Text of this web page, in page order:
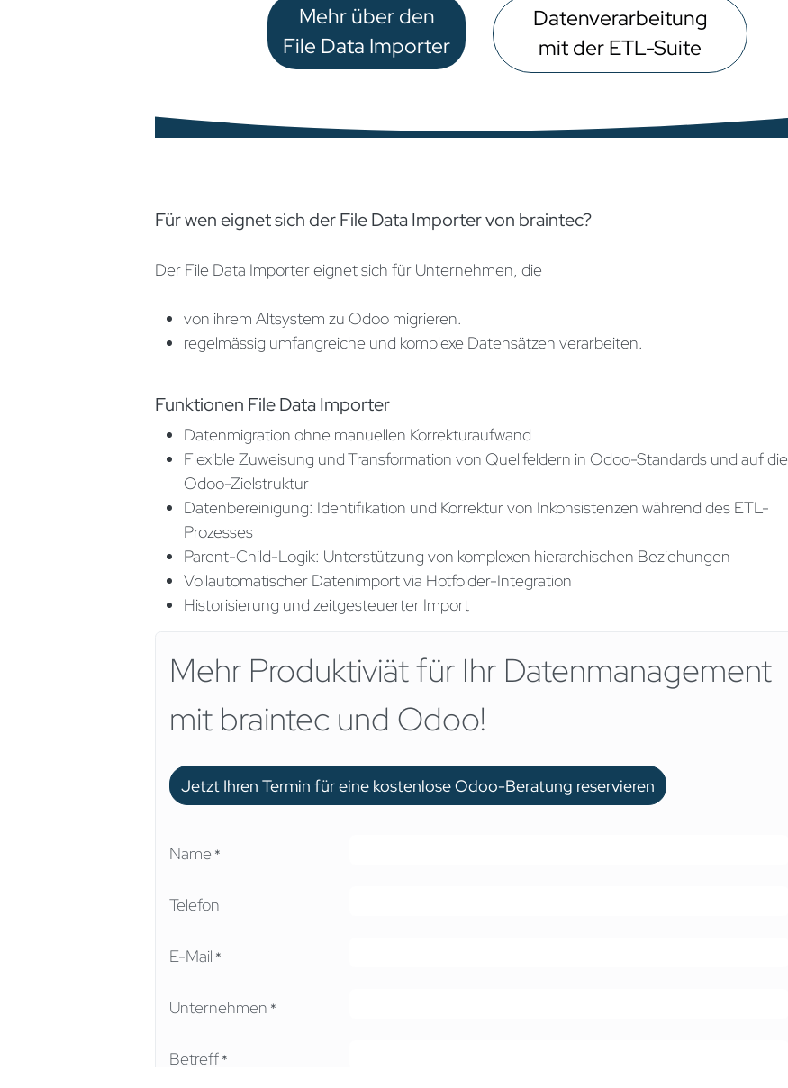
Mehr über den
File Data Importer
Datenverarbeitung
mit der ETL-Suite
Für wen eignet sich der File Data Importer von braintec?
Der File Data Importer eignet sich für Unternehmen, die
von ihrem Altsystem zu Odoo migrieren.
regelmässig umfangreiche und komplexe Datensätzen verarbeiten.
Funktionen File Data Importer
Datenmigration ohne manuellen Korrekturaufwand
Flexible Zuweisung und Transformation von Quellfeldern in Odoo-Standards und auf die
Odoo-Zielstruktur
Datenbereinigung: Identifikation und Korrektur von Inkonsistenzen während des ETL-
Prozesses
Parent-Child-Logik: Unterstützung von komplexen hierarchischen Beziehungen
Vollautomatischer Datenimport via Hotfolder-Integration
Historisierung und zeitgesteuerter Import
Mehr Produktiviät für Ihr Datenmanagement
mit braintec und Odoo!
Jetzt Ihren Termin für eine kostenlose Odoo-Beratung reservieren
Name *
Telefon
E-Mail *
Unternehmen *
Betreff*